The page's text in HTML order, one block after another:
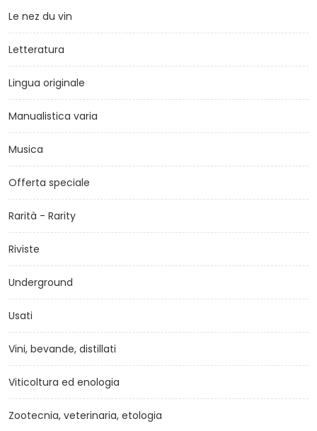
Le nez du vin
Letteratura
Lingua originale
Manualistica varia
Musica
Offerta speciale
Rarità - Rarity
Riviste
Underground
Usati
Vini, bevande, distillati
Viticoltura ed enologia
Zootecnia, veterinaria, etologia